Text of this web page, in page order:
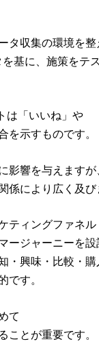
タ収集の環境を整
基に、施策をテ
は「いいね」や
を示すものです。
影響を与えますが
係により広く及び
ティングファネル
ージャーニーを設
・興味・比較・購
です。
て
ことが重要です。